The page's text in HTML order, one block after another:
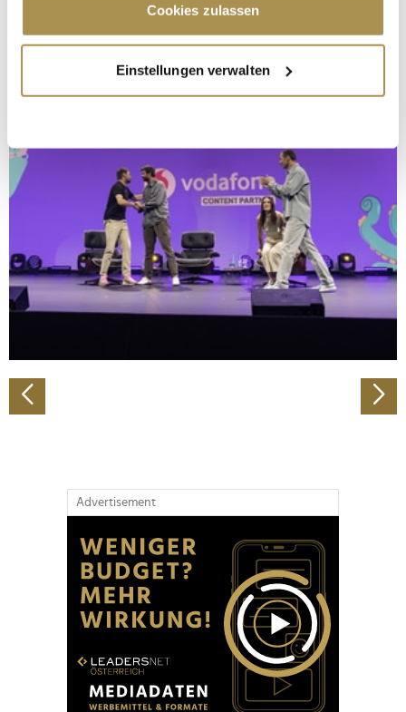
Trigger Symbol ändern oder widerrufen
Informationen über Ihre geografische Lage
erfassen, welche bis auf einige Meter genau sein
bestimmten Merkmalen (Fingerprinting) identifizieren
Erfahren Sie mehr darüber, wie Ihre persönlichen Daten
verarbeitet werden, und legen Sie Ihre Präferenzen im
Abschnitt Einzelheiten fest.
Wir verwenden Cookies, um Inhalte und Anzeigen zu
personalisieren, Funktionen für soziale Medien anbieten
zu können und die Zugriffe auf unsere Website zu
Verwendung unserer Website an unsere Partner für
soziale Medien, Werbung und Analysen weiter. Unsere
Partner führen diese Informationen möglicherweise mit
Cookies zulassen
Einstellungen verwalten
Advertisement